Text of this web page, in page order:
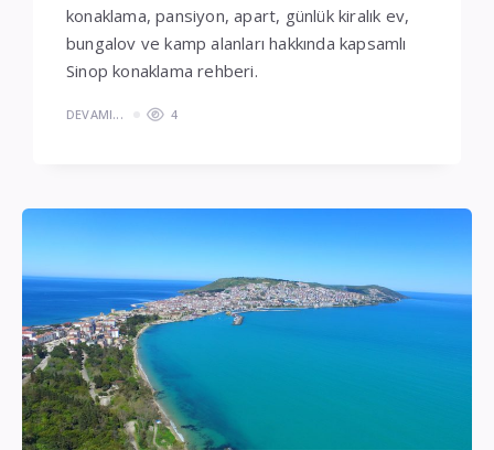
konaklama, pansiyon, apart, günlük kiralık ev,
bungalov ve kamp alanları hakkında kapsamlı
Sinop konaklama rehberi.
DEVAMI... 4